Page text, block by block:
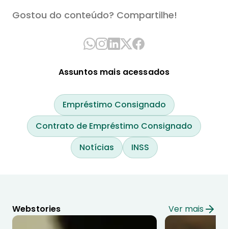
Gostou do conteúdo? Compartilhe!
Assuntos mais acessados
Empréstimo Consignado
Contrato de Empréstimo Consignado
Notícias
INSS
Webstories Ver mais